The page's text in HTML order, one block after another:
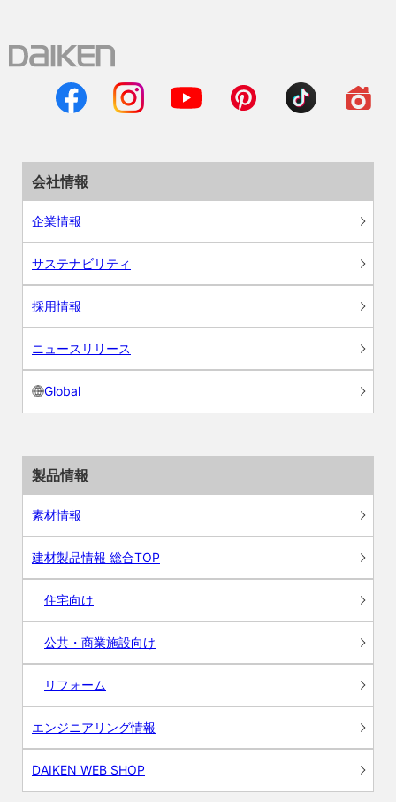
会社情報
企業情報
サステナビリティ
採用情報
ニュースリリース
Global
製品情報
素材情報
建材製品情報 総合TOP
住宅向け
公共・商業施設向け
リフォーム
エンジニアリング情報
DAIKEN WEB SHOP